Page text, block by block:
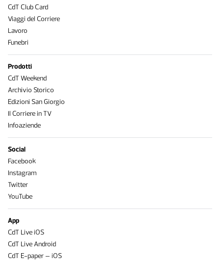
CdT Club Card
Viaggi del Corriere
Lavoro
Funebri
Prodotti
CdT Weekend
Archivio Storico
Edizioni San Giorgio
Il Corriere in TV
Infoaziende
Social
Facebook
Instagram
Twitter
YouTube
App
CdT Live iOS
CdT Live Android
CdT E-paper – iOS